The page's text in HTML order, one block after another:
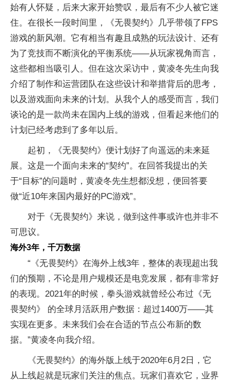
始有人怀疑，后来大家开始赞叹，最后有不少人被它迷
住。在很长一段时间里，《无畏契约》几乎带领了FPS
游戏的新风潮。它有相当有趣且成熟的玩法设计、还有
为了竞技而不断演化的平衡系统——从玩家视角而言，
这些都相当吸引人。但在这次采访中，黄凌冬先生向我
介绍了制作和运营团队在这些设计和举措背后的思考，
以及游戏面向未来的计划。从我个人的感受而言，我们
谈论的是一款尚未在国内上线的游戏，但看起来他们的
计划已经考虑到了多年以后。
起初，《无畏契约》便计划好了向遥远的未来延
展。这是一个面向未来的“契约”。在回答我提出的关
于“目标”的问题时，黄凌冬先生想都没想，便回答要
做“近10年来国内最好的PC游戏”。
对于《无畏契约》来说，做到这件事或许也并非不
可思议。
海外3年，千万数据
“《无畏契约》在海外上线3年，整体的表现超出我
们的预期，不论是用户规模还是电竞发展，都有非常好
的表现。2021年的时候，拳头游戏就曾经公布过《无
畏契约》 的全球月活跃用户数据：超过1400万——其
实现在更多。未来我们会在合适的节点公布新的数
据。”黄凌冬向我介绍。
《无畏契约》的海外版上线于2020年6月2日，它
从上线起就是玩家们关注的焦点。玩家们喜欢它，业界